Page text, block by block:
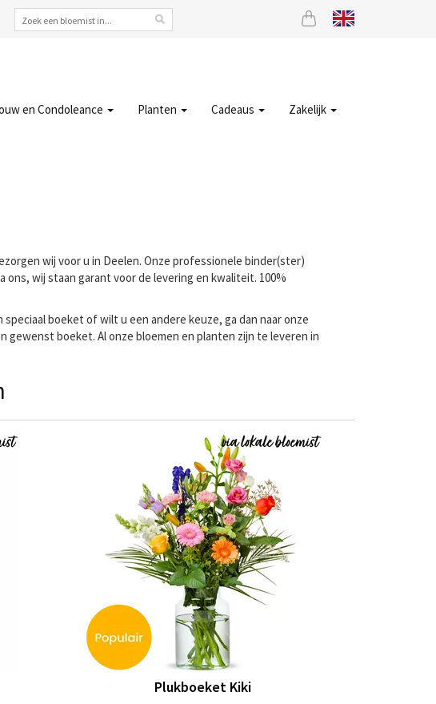
en Condoleance Planten Cadeaus Zakelijk
wij voor u in Deelen. Onze professionele binder(ster)
ons, wij staan garant voor de levering en kwaliteit. 100%
boeket of wilt u een andere keuze, ga dan naar onze
gewenst boeket. Al onze bloemen en planten zijn te leveren in
Plukboeket Kiki